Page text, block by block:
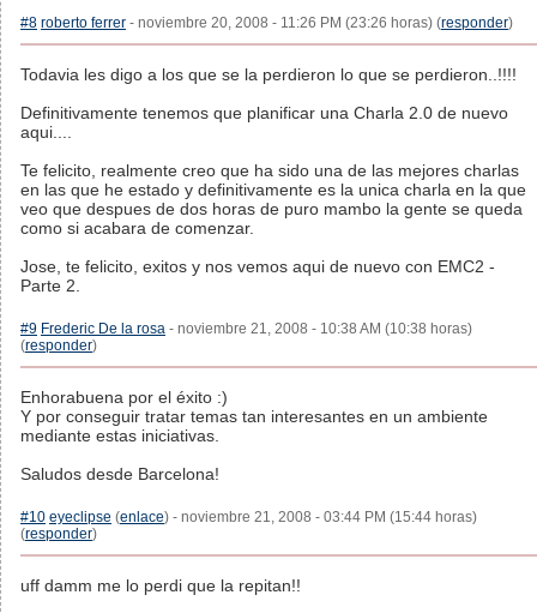
#8 roberto ferrer - noviembre 20, 2008 - 11:26 PM (23:26 horas) (responder)
Todavia les digo a los que se la perdieron lo que se perdieron..!!!!
Definitivamente tenemos que planificar una Charla 2.0 de nuevo
aqui....
Te felicito, realmente creo que ha sido una de las mejores charlas
en las que he estado y definitivamente es la unica charla en la que
veo que despues de dos horas de puro mambo la gente se queda
como si acabara de comenzar.
Jose, te felicito, exitos y nos vemos aqui de nuevo con EMC2 -
Parte 2.
#9 Frederic De la rosa - noviembre 21, 2008 - 10:38 AM (10:38 horas)
(responder)
Enhorabuena por el éxito :)
Y por conseguir tratar temas tan interesantes en un ambiente
mediante estas iniciativas.
Saludos desde Barcelona!
#10 eyeclipse (enlace) - noviembre 21, 2008 - 03:44 PM (15:44 horas)
(responder)
uff damm me lo perdi que la repitan!!